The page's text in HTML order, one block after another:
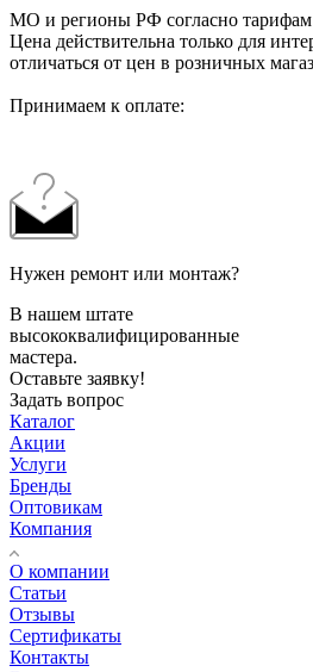
МО и регионы РФ согласно
Цена действительна только для
отличаться от цен в розничных
Принимаем к оплате:
Нужен ремонт или монтаж?
В нашем штате
высококвалифицированные
мастера.
Оставьте заявку!
Задать вопрос
Каталог
Акции
Услуги
Бренды
Оптовикам
Компания
О компании
Статьи
Отзывы
Сертификаты
Контакты